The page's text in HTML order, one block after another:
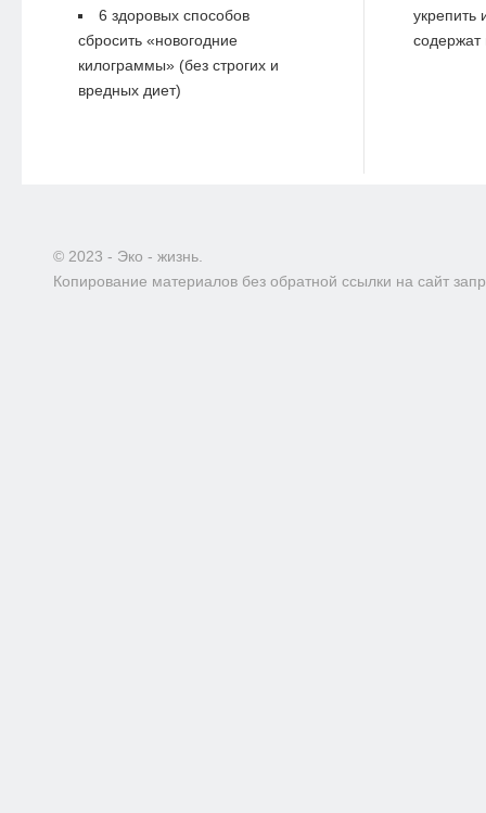
6 здоровых способов
сбросить «новогодние
килограммы» (без строгих и
вредных диет)
укрепить
содержат
© 2023 - Эко - жизнь.
Копирование материалов без обратной ссылки на сайт